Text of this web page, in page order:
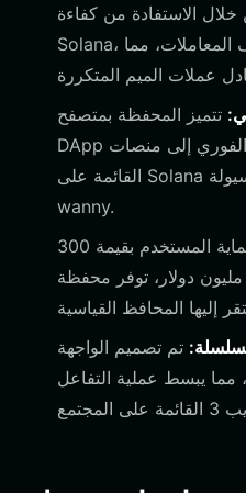
الاستفادة من كفاءة
Solana، تقلل المحفظة من تكاليف المعاملات، مما
تتميز المحفظة بمتصفح
DApp أصلي يسمح بالوصول الفوري إلى منصات DEX
القائمة على Solana حيث تنشط مجمعات سيولة
wanny.
مع صندوق حماية المستخدم بقيمة 300
مليون دولار، توفر محفظة Bitget طبقة إضافية من
تم تصميم الواجهة
مما يبسط عملية التفاعل